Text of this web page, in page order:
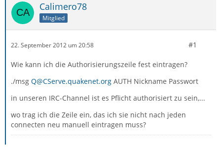
Calimero78
Mitglied
22. September 2012 um 20:58 #1
Wie kann ich die Authorisierungszeile fest eintragen?
./msg Q@CServe.quakenet.org AUTH Nickname Passwort
in unseren IRC-Channel ist es Pflicht authorisiert zu sein,...
wo trag ich die Zeile ein, das ich sie nicht nach jeden
connecten neu manuell eintragen muss?